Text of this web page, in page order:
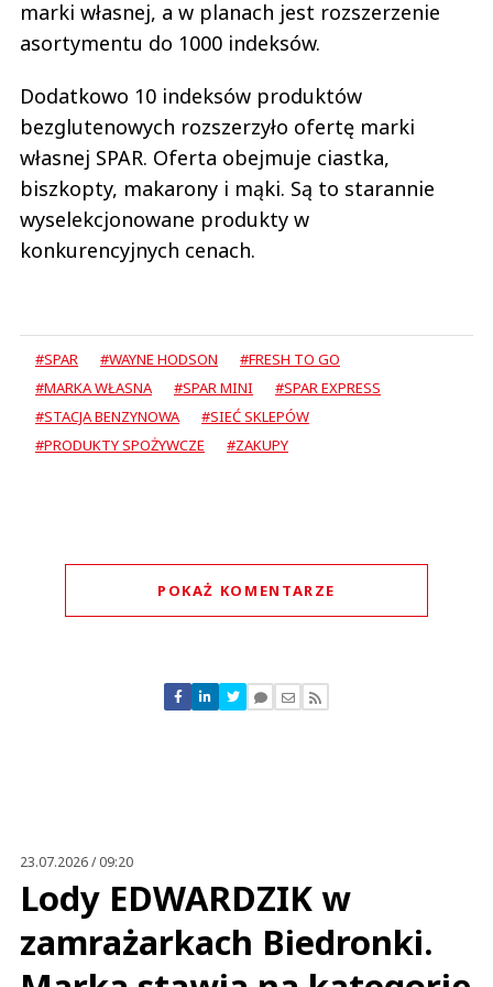
marki własnej, a w planach jest rozszerzenie
asortymentu do 1000 indeksów.
Dodatkowo 10 indeksów produktów
bezglutenowych rozszerzyło ofertę marki
własnej SPAR. Oferta obejmuje ciastka,
biszkopty, makarony i mąki. Są to starannie
wyselekcjonowane produkty w
konkurencyjnych cenach.
#SPAR #WAYNE HODSON
#FRESH TO GO
#MARKA WŁASNA
#SPAR MINI
#SPAR EXPRESS
#STACJA BENZYNOWA
#SIEĆ SKLEPÓW
#PRODUKTY SPOŻYWCZE
#ZAKUPY
POKAŻ KOMENTARZE
Gdzie jest treść tego marnego artykułu?
Marne dziennikarstwo
Odpowiedz
0
23.07.2026 / 09:20
Lody EDWARDZIK w
zamrażarkach Biedronki.